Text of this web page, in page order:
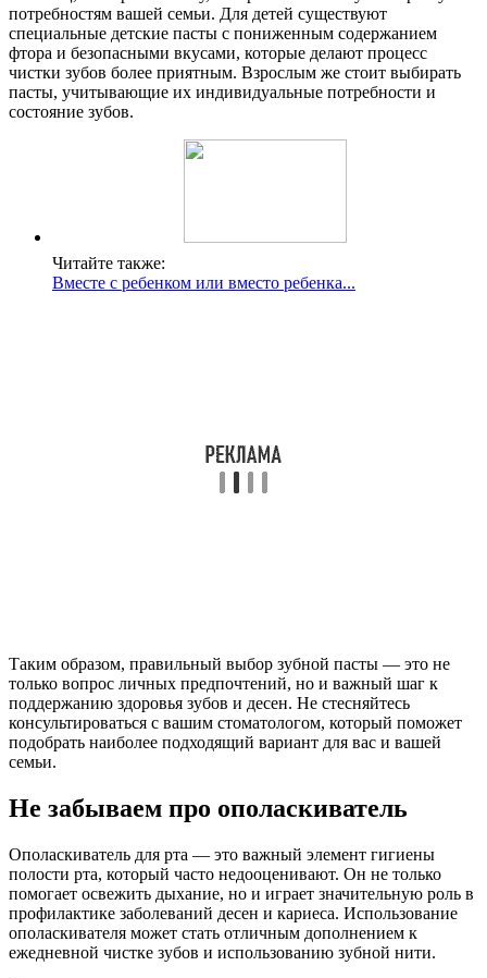
потребностям вашей семьи. Для детей существуют
специальные детские пасты с пониженным содержанием
фтора и безопасными вкусами, которые делают процесс
чистки зубов более приятным. Взрослым же стоит выбирать
пасты, учитывающие их индивидуальные потребности и
состояние зубов.
Читайте также:
Вместе с ребенком или вместо ребенка...
Таким образом, правильный выбор зубной пасты — это не
только вопрос личных предпочтений, но и важный шаг к
поддержанию здоровья зубов и десен. Не стесняйтесь
консультироваться с вашим стоматологом, который поможет
подобрать наиболее подходящий вариант для вас и вашей
семьи.
Не забываем про ополаскиватель
Ополаскиватель для рта — это важный элемент гигиены
полости рта, который часто недооценивают. Он не только
помогает освежить дыхание, но и играет значительную роль в
профилактике заболеваний десен и кариеса. Использование
ополаскивателя может стать отличным дополнением к
ежедневной чистке зубов и использованию зубной нити.